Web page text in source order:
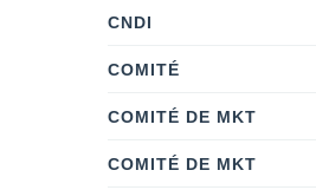
CNDI
COMITÉ
COMITÉ DE MKT
COMITÉ DE MKT